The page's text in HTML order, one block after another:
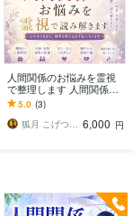
人間関係のお悩みを霊視
で整理します 人間関係の
悩みと今後の流れを読み
解きます
5.0 (3)
狐月 こげつ 霊視鑑定師 6,000 円